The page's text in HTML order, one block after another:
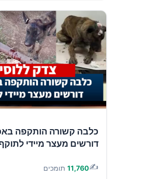
כלבה קשורה הותקפה
דורשים מעצר מיידי
✍️
11,760 תומכים